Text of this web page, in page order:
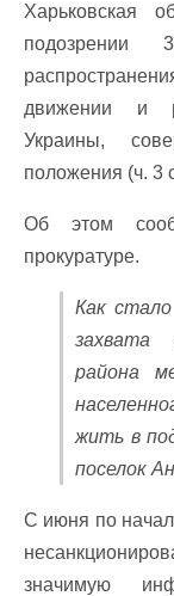
Харьковская
подозрении
движении и
Украины,
положения (ч. 3
Об этом
прокуратуре.
Как
захвата
района
жить в
поселок
С июня по
значимую